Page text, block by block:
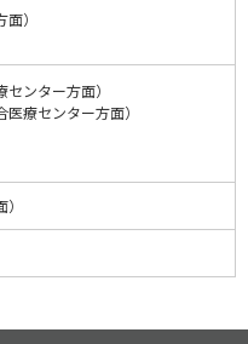
）
ンター方面）
療センター方面）